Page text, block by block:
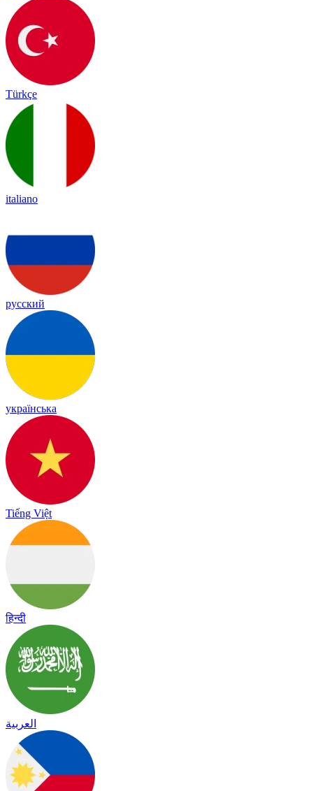
Türkçe
italiano
русский
українська
Tiếng Việt
हिन्दी
العربية